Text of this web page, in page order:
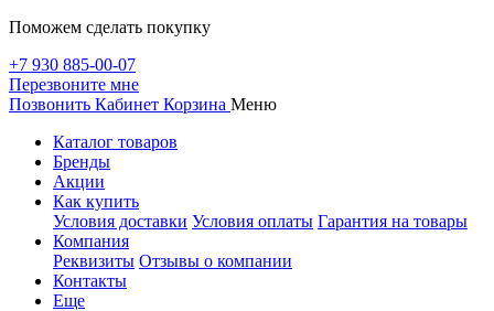
Поможем сделать покупку
+7 930 885-00-07
Перезвоните мне
Позвонить Кабинет Корзина Меню
Каталог товаров
Бренды
Акции
Как купить
Условия доставки Условия оплаты Гарантия на товары
Компания
Реквизиты Отзывы о компании
Контакты
Еще